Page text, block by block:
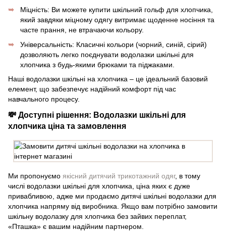
Міцність: Ви можете купити шкільний гольф для хлопчика,
який завдяки міцному одягу витримає щоденне носіння та
часте прання, не втрачаючи кольору.
Універсальність: Класичні кольори (чорний, синій, сірий)
дозволяють легко поєднувати водолазки шкільні для
хлопчика з будь-якими брюками та піджаками.
Наші водолазки шкільні на хлопчика – це ідеальний базовий
елемент, що забезпечує надійний комфорт під час
навчального процесу.
💸 Доступні рішення: Водолазки шкільні для
хлопчика ціна та замовлення
Ми пропонуємо якісний дитячий трикотажний одяг, в тому
числі водолазки шкільні для хлопчика, ціна яких є дуже
привабливою, адже ми продаємо дитячі шкільні водолазки для
хлопчика напряму від виробника. Якщо вам потрібно замовити
шкільну водолазку для хлопчика без зайвих переплат,
«Пташка» є вашим надійним партнером.